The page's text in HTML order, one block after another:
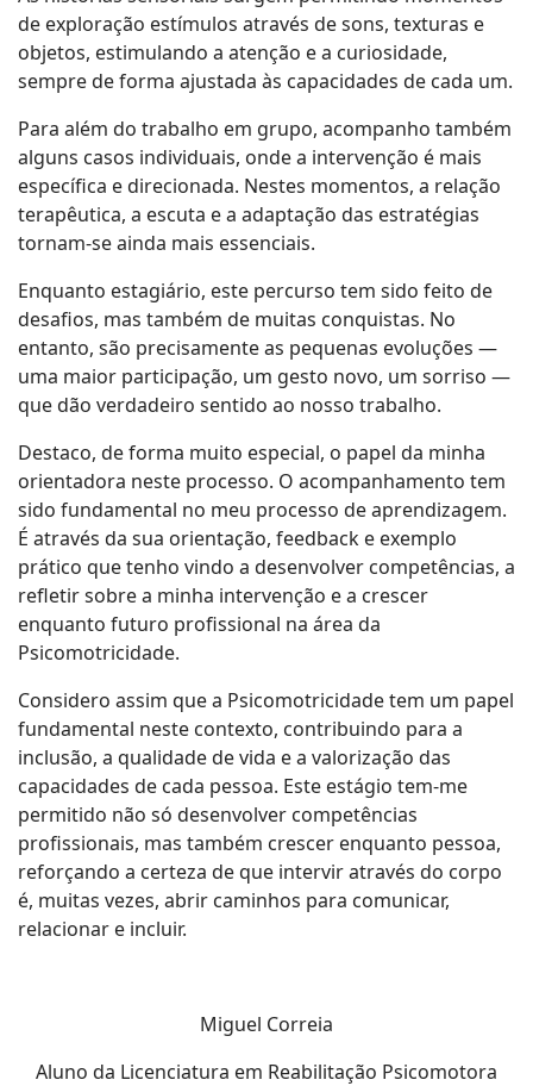
de exploração estímulos através de sons, texturas e
objetos, estimulando a atenção e a curiosidade,
sempre de forma ajustada às capacidades de cada um.
Para além do trabalho em grupo, acompanho também
alguns casos individuais, onde a intervenção é mais
específica e direcionada. Nestes momentos, a relação
terapêutica, a escuta e a adaptação das estratégias
tornam-se ainda mais essenciais.
Enquanto estagiário, este percurso tem sido feito de
desafios, mas também de muitas conquistas. No
entanto, são precisamente as pequenas evoluções —
uma maior participação, um gesto novo, um sorriso —
que dão verdadeiro sentido ao nosso trabalho.
Destaco, de forma muito especial, o papel da minha
orientadora neste processo. O acompanhamento tem
sido fundamental no meu processo de aprendizagem.
É através da sua orientação, feedback e exemplo
prático que tenho vindo a desenvolver competências, a
refletir sobre a minha intervenção e a crescer
enquanto futuro profissional na área da
Psicomotricidade.
Considero assim que a Psicomotricidade tem um papel
fundamental neste contexto, contribuindo para a
inclusão, a qualidade de vida e a valorização das
capacidades de cada pessoa. Este estágio tem-me
permitido não só desenvolver competências
profissionais, mas também crescer enquanto pessoa,
reforçando a certeza de que intervir através do corpo
é, muitas vezes, abrir caminhos para comunicar,
relacionar e incluir.
Miguel Correia
Aluno da Licenciatura em Reabilitação Psicomotora